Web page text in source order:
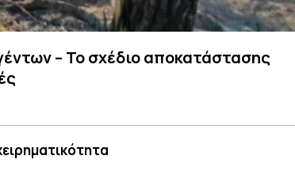
– Το σχέδιο αποκατάστασης